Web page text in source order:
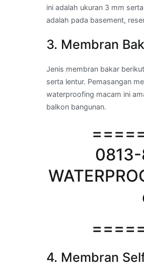
ini adalah ukuran 3 mm
adalah pada basement,
3. Membran
Jenis membran bakar
serta lentur. Pemasangan
waterproofing macam ini
balkon bangunan.
4. Membran